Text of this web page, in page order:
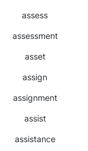
assess
assessment
asset
assign
assignment
assist
assistance